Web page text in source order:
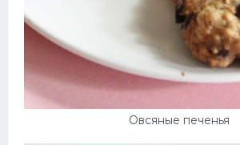
Овсяные печенья